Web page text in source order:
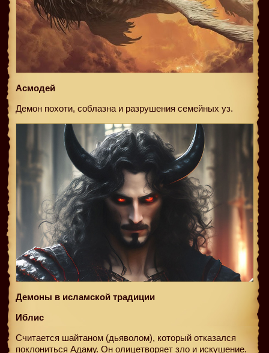
Асмодей
Демон похоти, соблазна и разрушения семейных уз.
Демоны в исламской традиции
Иблис
Считается шайтаном (дьяволом), который отказался
поклониться Адаму. Он олицетворяет зло и искушение.